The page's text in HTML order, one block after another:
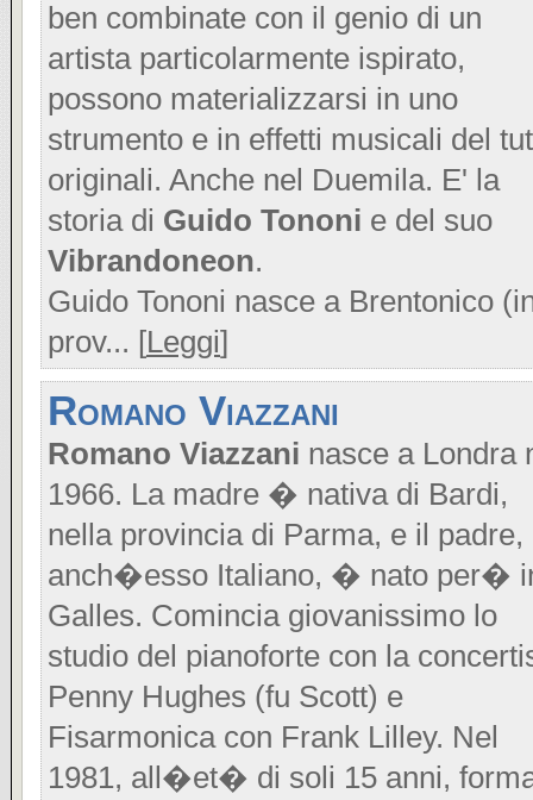
ben combinate con il genio di un
artista particolarmente ispirato,
possono materializzarsi in uno
strumento e in effetti musicali del
originali. Anche nel Duemila. E' la
storia di Guido Tononi e del suo
Vibrandoneon.
Guido Tononi nasce a Brentonico
prov... [Leggi]
Romano Viazzani
Romano Viazzani nasce a Londra
1966. La madre � nativa di Bardi,
nella provincia di Parma, e il padre,
anch�esso Italiano, � nato per�
Galles. Comincia giovanissimo lo
studio del pianoforte con la
Penny Hughes (fu Scott) e
Fisarmonica con Frank Lilley. Nel
1981, all�et� di soli 15 anni,